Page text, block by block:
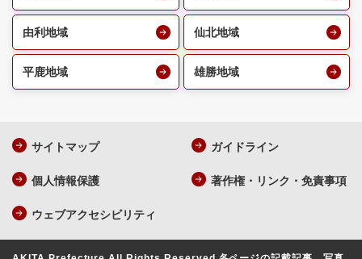
由利地域 仙北地域
平鹿地域 雄勝地域
サイトマップ ガイドライン
個人情報保護 著作権・リンク・免責事項
ウェブアクセシビリティ